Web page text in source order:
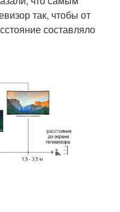
так, чтобы от
составляло